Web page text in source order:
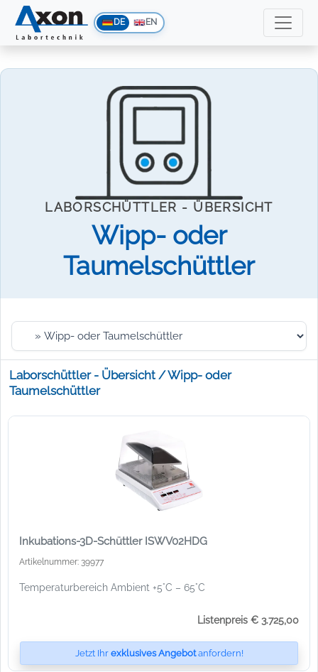
DE EN
LABORSCHÜTTLER - ÜBERSICHT
Wipp- oder
Taumelschüttler
Laborschüttler - Übersicht / Wipp- oder
Taumelschüttler
Inkubations-3D-Schüttler ISWV02HDG
Artikelnummer: 39977
Temperaturbereich Ambient +5°C – 65°C
Listenpreis € 3.725,00
Jetzt Ihr exklusives Angebotanfordern!